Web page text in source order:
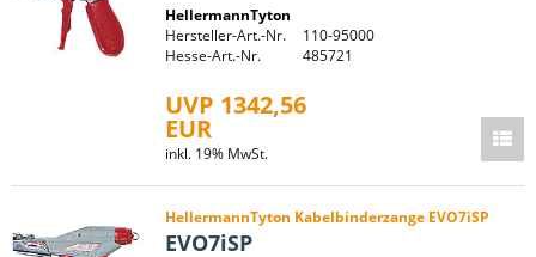
HellermannTyton
Hersteller-Art.-Nr.
110-95000
Hesse-Art.-Nr.
485721
UVP 1342,56
EUR
inkl. 19% MwSt.
HellermannTyton Kabelbinderzange EVO7iSP
EVO7iSP